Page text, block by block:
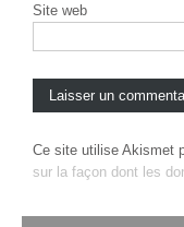
Site web
Ce site utilise Akismet
sur la façon dont les